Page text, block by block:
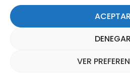
ACEPTAR
DENEGAR
VER